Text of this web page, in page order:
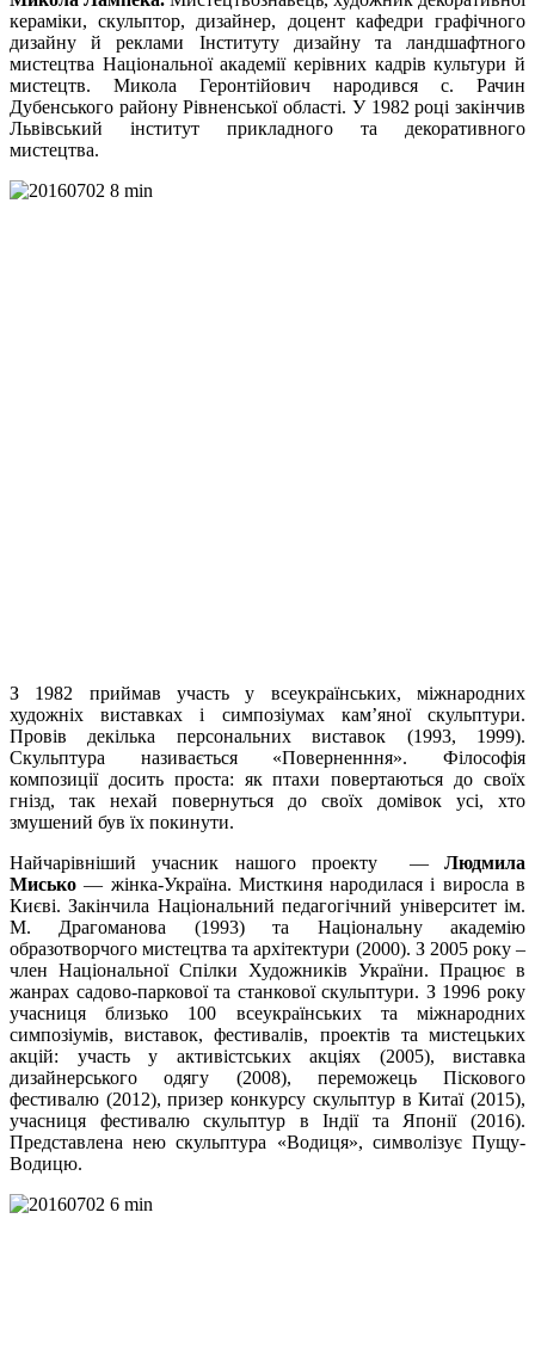
кераміки, скульптор, дизайнер, доцент кафедри графічного
дизайну й реклами Інституту дизайну та ландшафтного
мистецтва Національної академії керівних кадрів культури й
мистецтв. Микола Геронтійович народився с. Рачин
Дубенського району Рівненської області. У 1982 році закінчив
Львівський інститут прикладного та декоративного
мистецтва.
З 1982 приймав участь у всеукраїнських, міжнародних
художніх виставках і симпозіумах кам’яної скульптури.
Провів декілька персональних виставок (1993, 1999).
Скульптура називається «Поверненння». Філософія
композиції досить проста: як птахи повертаються до своїх
гнізд, так нехай повернуться до своїх домівок усі, хто
змушений був їх покинути.
Найчарівніший учасник нашого проекту — Людмила
Мисько — жінка-Україна. Мисткиня народилася і виросла в
Києві. Закінчила Національний педагогічний університет ім.
М. Драгоманова (1993) та Національну академію
образотворчого мистецтва та архітектури (2000). З 2005 року –
член Національної Спілки Художників України. Працює в
жанрах садово-паркової та станкової скульптури. З 1996 року
учасниця близько 100 всеукраїнських та міжнародних
симпозіумів, виставок, фестивалів, проектів та мистецьких
акцій: участь у активістських акціях (2005), виставка
дизайнерського одягу (2008), переможець Піскового
фестивалю (2012), призер конкурсу скульптур в Китаї (2015),
учасниця фестивалю скульптур в Індії та Японії (2016).
Представлена нею скульптура «Водиця», символізує Пущу-
Водицю.